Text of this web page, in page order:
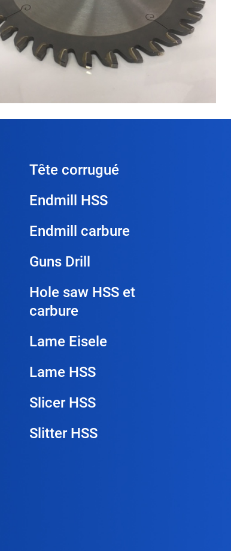
Tête corrugué
Endmill HSS
Endmill carbure
Guns Drill
Hole saw HSS et
carbure
Lame Eisele
Lame HSS
Slicer HSS
Slitter HSS